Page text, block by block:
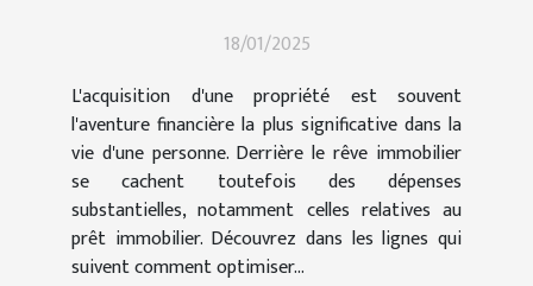
assurances18/01/2025
L'acquisition d'une propriété est souvent
l'aventure financière la plus significative dans la
vie d'une personne. Derrière le rêve immobilier
se cachent toutefois des dépenses
substantielles, notamment celles relatives au
prêt immobilier. Découvrez dans les lignes qui
suivent comment optimiser...